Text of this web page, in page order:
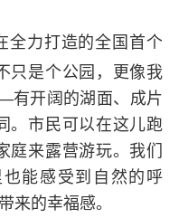
全力打造的全国首个
只是个公园，更像我
有开阔的湖面、成片
。市民可以在这儿跑
庭来露营游玩。我们
能感受到自然的呼
来的幸福感。